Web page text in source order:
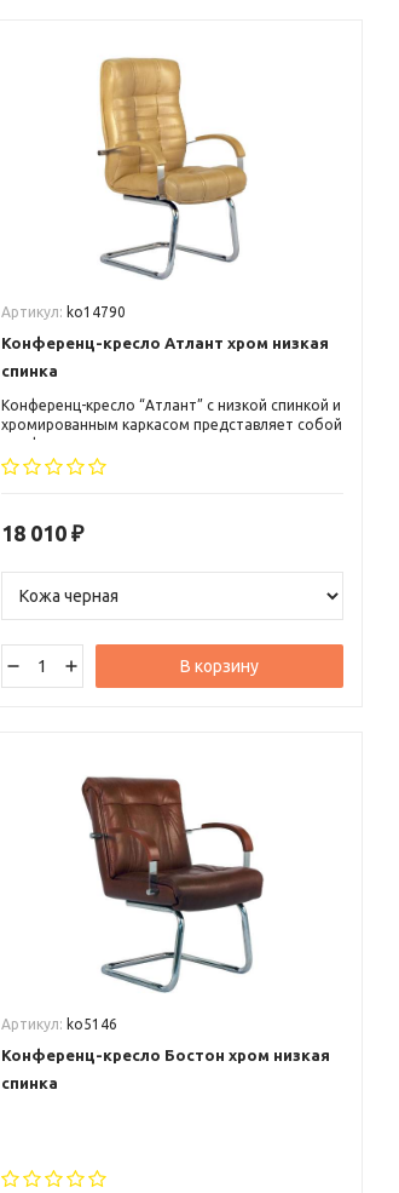
Артикул: ko14790
Конференц-кресло Атлант хром низкая
спинка
Конференц-кресло “Атлант” с низкой спинкой и
хромированным каркасом представляет собой
комфортное и стильное решение для
конференц-залов, приемных и переговорных
интерьер. Низкая спинка обеспечивает
свободу движения и позволяет комфортно
18 010₽
В корзину
Артикул: ko5146
Конференц-кресло Бостон хром низкая
спинка